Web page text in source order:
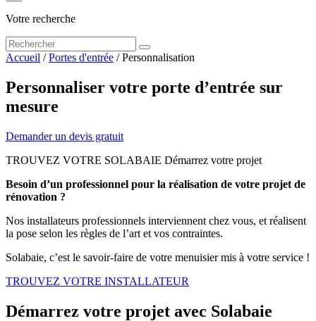
Votre recherche
Accueil /Portes d'entrée /Personnalisation
Personnaliser votre porte d’entrée sur
mesure
Demander un devis gratuit
TROUVEZ VOTRE SOLABAIE Démarrez votre projet
Besoin d’un professionnel pour la réalisation de votre projet de
rénovation ?
Nos installateurs professionnels interviennent chez vous, et réalisent
la pose selon les règles de l’art et vos contraintes.
Solabaie, c’est le savoir-faire de votre menuisier mis à votre service !
TROUVEZ VOTRE INSTALLATEUR
Démarrez votre projet avec Solabaie